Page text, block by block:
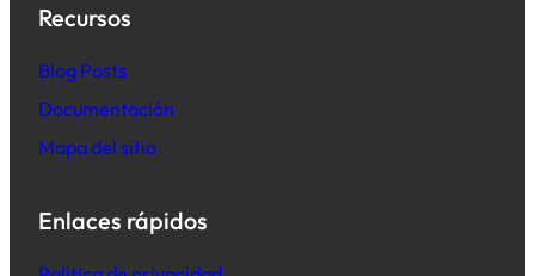
Recursos
Blog Posts
Documentación
Mapa del sitio
Enlaces rápidos